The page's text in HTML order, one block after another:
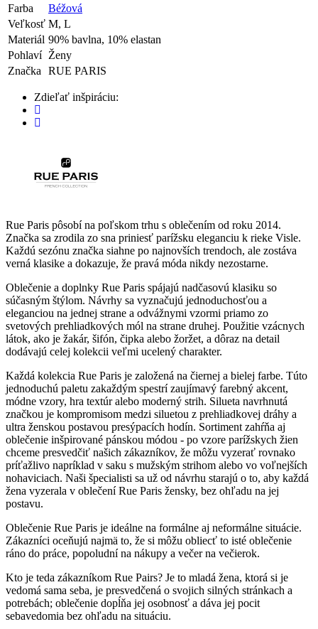
Farba
Béžová
Veľkosť M, L
Materiál 90% bavlna, 10% elastan
Pohlaví Ženy
Značka
RUE PARIS
Zdieľať inšpiráciu:
Rue Paris pôsobí na poľskom trhu s oblečením od roku 2014.
Značka sa zrodila zo sna priniesť parížsku eleganciu k rieke Visle.
Každú sezónu značka siahne po najnovších trendoch, ale zostáva
verná klasike a dokazuje, že pravá móda nikdy nezostarne.
Oblečenie a doplnky Rue Paris spájajú nadčasovú klasiku so
súčasným štýlom. Návrhy sa vyznačujú jednoduchosťou a
eleganciou na jednej strane a odvážnymi vzormi priamo zo
svetových prehliadkových mól na strane druhej. Použitie vzácnych
látok, ako je žakár, šifón, čipka alebo žoržet, a dôraz na detail
dodávajú celej kolekcii veľmi ucelený charakter.
Každá kolekcia Rue Paris je založená na čiernej a bielej farbe. Túto
jednoduchú paletu zakaždým spestrí zaujímavý farebný akcent,
módne vzory, hra textúr alebo moderný strih. Silueta navrhnutá
značkou je kompromisom medzi siluetou z prehliadkovej dráhy a
ultra ženskou postavou presýpacích hodín. Sortiment zahŕňa aj
oblečenie inšpirované pánskou módou - po vzore parížskych žien
chceme presvedčiť našich zákazníkov, že môžu vyzerať rovnako
príťažlivo napríklad v saku s mužským strihom alebo vo voľnejších
nohaviciach. Naši špecialisti sa už od návrhu starajú o to, aby každá
žena vyzerala v oblečení Rue Paris žensky, bez ohľadu na jej
postavu.
Oblečenie Rue Paris je ideálne na formálne aj neformálne situácie.
Zákazníci oceňujú najmä to, že si môžu obliecť to isté oblečenie
ráno do práce, popoludní na nákupy a večer na večierok.
Kto je teda zákazníkom Rue Pairs? Je to mladá žena, ktorá si je
vedomá sama seba, je presvedčená o svojich silných stránkach a
potrebách; oblečenie dopĺňa jej osobnosť a dáva jej pocit
sebavedomia bez ohľadu na situáciu.